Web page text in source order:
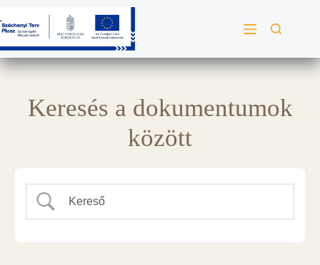
Keresés a dokumentumok
között